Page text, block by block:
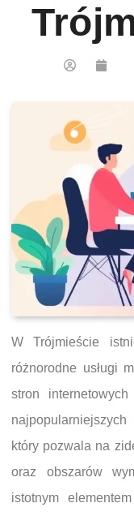
W Trójmieście
różnorodne usługi
stron
który pozwala na
oraz obszarów
istotnym